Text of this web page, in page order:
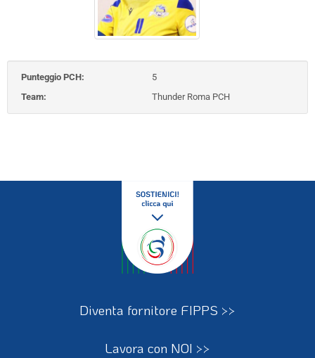
Punteggio PCH:
5
Team:
Thunder Roma PCH
Diventa fornitore FIPPS >>
Lavora con NOI >>